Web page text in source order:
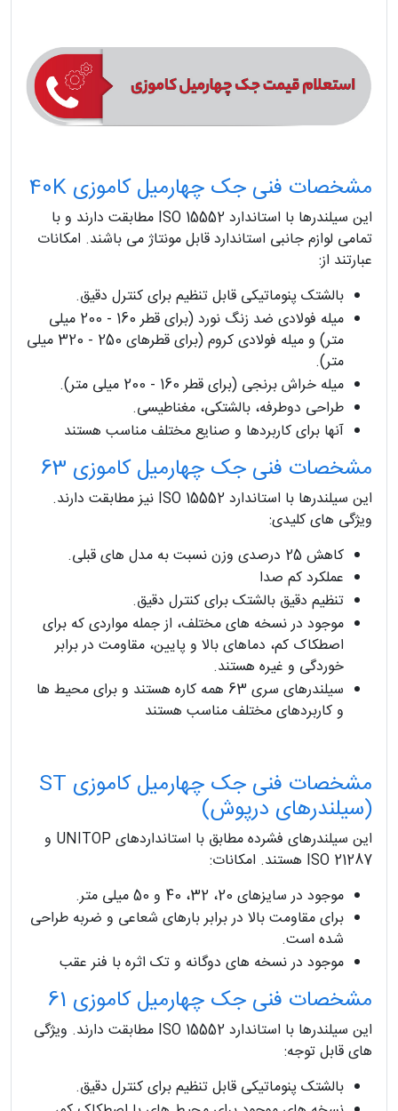
مشخصات فنی جک چهارمیل کاموزی 40K
این سیلندرها با استاندارد ISO 15552 مطابقت دارند و با
تمامی لوازم جانبی استاندارد قابل مونتاژ می باشند. امکانات
عبارتند از:
بالشتک پنوماتیکی قابل تنظیم برای کنترل دقیق.
میله فولادی ضد زنگ نورد (برای قطر 160 - 200 میلی
متر) و میله فولادی کروم (برای قطرهای 250 - 320 میلی
متر).
میله خراش برنجی (برای قطر 160 - 200 میلی متر).
طراحی دوطرفه، بالشتکی، مغناطیسی.
آنها برای کاربردها و صنایع مختلف مناسب هستند
مشخصات فنی جک چهارمیل کاموزی 63
این سیلندرها با استاندارد ISO 15552 نیز مطابقت دارند.
ویژگی های کلیدی:
کاهش 25 درصدی وزن نسبت به مدل های قبلی.
عملکرد کم صدا
تنظیم دقیق بالشتک برای کنترل دقیق.
موجود در نسخه های مختلف، از جمله مواردی که برای
اصطکاک کم، دماهای بالا و پایین، مقاومت در برابر
خوردگی و غیره هستند.
سیلندرهای سری 63 همه کاره هستند و برای محیط ها
و کاربردهای مختلف مناسب هستند
مشخصات فنی جک چهارمیل کاموزی ST
(سیلندرهای درپوش)
این سیلندرهای فشرده مطابق با استانداردهای UNITOP و
ISO 21287 هستند. امکانات:
موجود در سایزهای 20، 32، 40 و 50 میلی متر.
برای مقاومت بالا در برابر بارهای شعاعی و ضربه طراحی
شده است.
موجود در نسخه های دوگانه و تک اثره با فنر عقب
مشخصات فنی جک چهارمیل کاموزی 61
این سیلندرها با استاندارد ISO 15552 مطابقت دارند. ویژگی
های قابل توجه:
بالشتک پنوماتیکی قابل تنظیم برای کنترل دقیق.